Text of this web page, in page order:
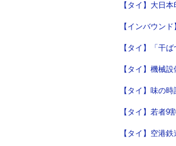
【タイ】大日
【インバウン
【タイ】「干
【タイ】機械
【タイ】味の
【タイ】若者9
【タイ】空港